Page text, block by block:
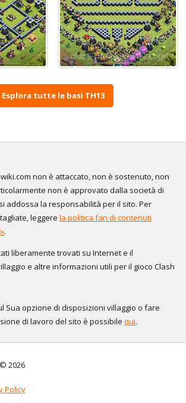
Esplora tutte le basi TH13
non è attaccato, non è sostenuto, non
non è approvato dalla società di
addossa la responsabilità per il sito. Per
leggere la politica fan di contenuti
.
liberamente trovati su Internet e il
e altre informazioni utili per il gioco Clash
Sua opzione di disposizioni villaggio o fare
di lavoro del sito è possibile qui.
2026
Policy